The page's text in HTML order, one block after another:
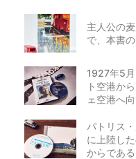
主人公の
で、本書
1927年5
ト空港か
ェ空港へ
パトリス
に上陸し
からである